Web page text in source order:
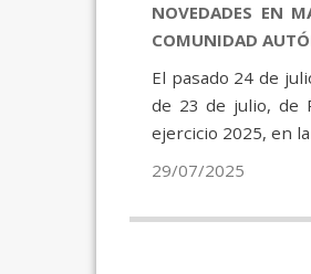
NOVEDADES EN
COMUNIDAD
El pasado 24 de
de 23 de julio, de
ejercicio 2025, en
29/07/2025